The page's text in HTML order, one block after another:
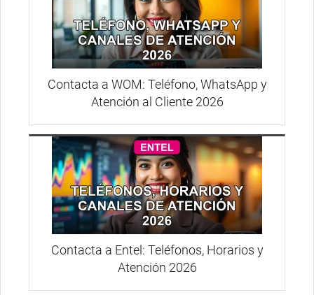
Contacta a WOM: Teléfono, WhatsApp y
Atención al Cliente 2026
Contacta a Entel: Teléfonos, Horarios y
Atención 2026